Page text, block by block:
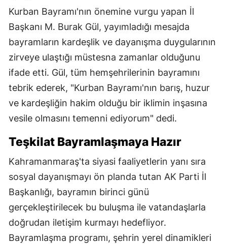
Kurban Bayramı'nın önemine vurgu yapan İl
Başkanı M. Burak Gül, yayımladığı mesajda
bayramların kardeşlik ve dayanışma duygularının
zirveye ulaştığı müstesna zamanlar olduğunu
ifade etti. Gül, tüm hemşehrilerinin bayramını
tebrik ederek, "Kurban Bayramı'nın barış, huzur
ve kardeşliğin hakim olduğu bir iklimin inşasına
vesile olmasını temenni ediyorum" dedi.
Teşkilat Bayramlaşmaya Hazır
Kahramanmaraş'ta siyasi faaliyetlerin yanı sıra
sosyal dayanışmayı ön planda tutan AK Parti İl
Başkanlığı, bayramın birinci günü
gerçekleştirilecek bu buluşma ile vatandaşlarla
doğrudan iletişim kurmayı hedefliyor.
Bayramlaşma programı, şehrin yerel dinamikleri